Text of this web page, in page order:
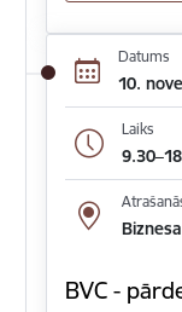
Datums
10.
Laiks
BVC -